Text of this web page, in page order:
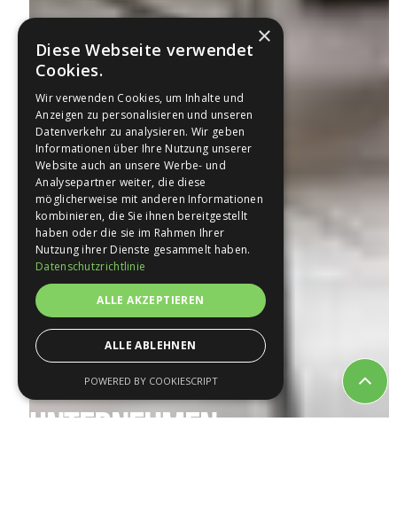
UNTERNEHMEN
×
Diese Webseite verwendet
Cookies.
Wir verwenden Cookies, um Inhalte und
Anzeigen zu personalisieren und unseren
Datenverkehr zu analysieren. Wir geben
Informationen über Ihre Nutzung unserer
Website auch an unsere Werbe- und
Analysepartner weiter, die diese
möglicherweise mit anderen Informationen
kombinieren, die Sie ihnen bereitgestellt
haben oder die sie im Rahmen Ihrer
Nutzung ihrer Dienste gesammelt haben.
Datenschutzrichtlinie
ALLE AKZEPTIEREN
ALLE ABLEHNEN
POWERED BY COOKIESCRIPT